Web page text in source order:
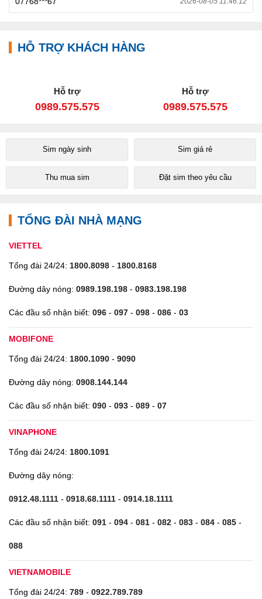
HỖ TRỢ KHÁCH HÀNG
Hỗ trợ
0989.575.575
Hỗ trợ
0989.575.575
Sim ngày sinh Sim giá rẻ
Thu mua sim Đặt sim theo yêu cầu
TỔNG ĐÀI NHÀ MẠNG
VIETTEL
Tổng đài 24/24: 1800.8098 - 1800.8168
Đường dây nóng: 0989.198.198 - 0983.198.198
Các đầu số nhận biết: 096 - 097 - 098 - 086 - 03
MOBIFONE
Tổng đài 24/24: 1800.1090 - 9090
Đường dây nóng: 0908.144.144
Các đầu số nhận biết: 090 - 093 - 089 - 07
VINAPHONE
Tổng đài 24/24: 1800.1091
Đường dây nóng:
0912.48.1111 - 0918.68.1111 - 0914.18.1111
Các đầu số nhận biết: 091 - 094 - 081 - 082 - 083 - 084 - 085 -
088
VIETNAMOBILE
Tổng đài 24/24: 789 - 0922.789.789